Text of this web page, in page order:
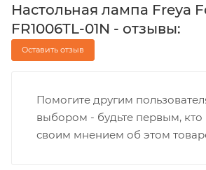
Настольная лампа Freya
FR1006TL-01N - отзывы:
Оставить отзыв
Помогите другим
выбором - будьте первым, кто
своим мнением об этом